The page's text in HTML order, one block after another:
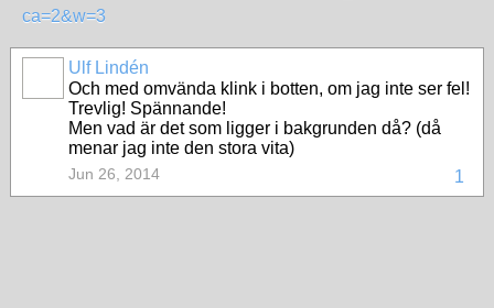
ca=2&w=3
Ulf Lindén
Och med omvända klink i botten, om jag inte ser fel!
Trevlig! Spännande!
Men vad är det som ligger i bakgrunden då? (då
menar jag inte den stora vita)
1
Jun 26, 2014